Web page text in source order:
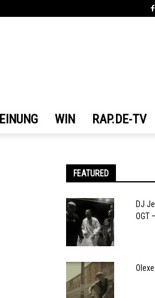
WIN RAP.DE-TV
FEATURED
DJ
OGT